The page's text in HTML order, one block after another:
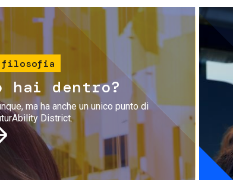
Immagine
filosofia
hai dentro?
ma ha anche un unico punto di
District.